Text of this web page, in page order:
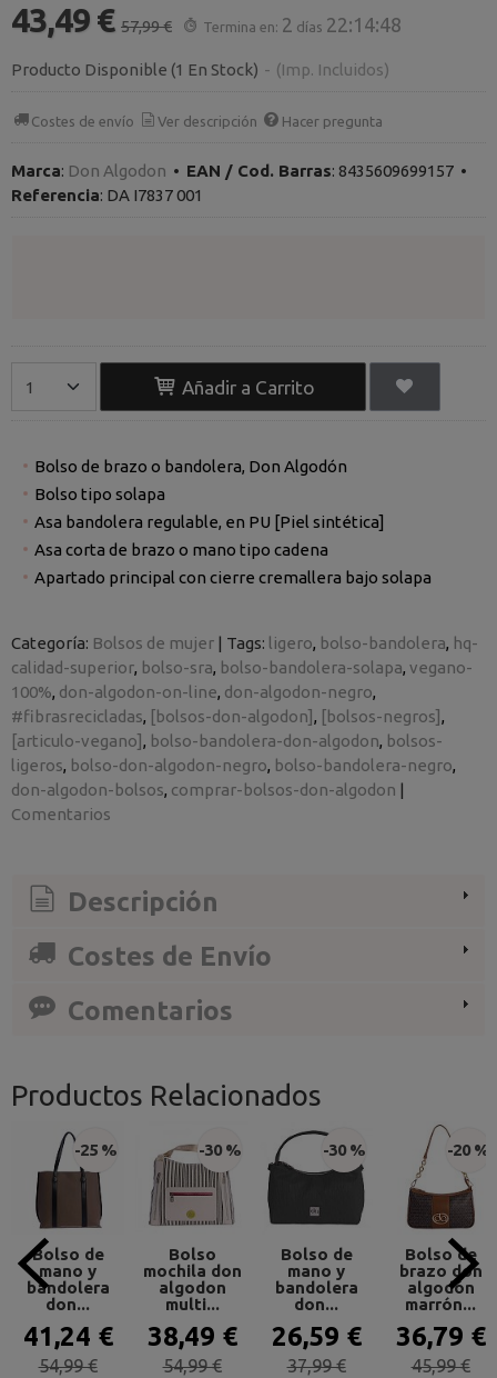
43,49 € 57,99 € Termina en: 2 días 22:14:47
Producto Disponible (1 En Stock) - (Imp. Incluidos)
Costes de envío Ver descripción Hacer pregunta
Marca: Don Algodon • EAN / Cod. Barras: 8435609699157 •
Referencia: DA I7837 001
Añadir a Carrito
Bolso de brazo o bandolera, Don Algodón
Bolso tipo solapa
Asa bandolera regulable, en PU [Piel sintética]
Asa corta de brazo o mano tipo cadena
Apartado principal con cierre cremallera bajo solapa
Categoría: Bolsos de mujer | Tags: ligero bolso-bandolera hq-
calidad-superior bolso-sra bolso-bandolera-solapa vegano-
100% don-algodon-on-line don-algodon-negro
#fibrasrecicladas [bolsos-don-algodon]
[bolsos-negros]
[articulo-vegano]
bolso-bandolera-don-algodon bolsos-
ligeros bolso-don-algodon-negro bolso-bandolera-negro
don-algodon-bolsos comprar-bolsos-don-algodon |
Comentarios
Descripción
Costes de Envío
Comentarios
Productos Relacionados
-25 %
Bolso de
mano y
bandolera
don...
41,24 €
54,99 €
-30 %
Bolso
mochila don
algodon
multi...
38,49 €
54,99 €
-30 %
Bolso de
mano y
bandolera
don...
26,59 €
37,99 €
-20 %
Bolso de
brazo don
algodón
marrón...
36,79 €
45,99 €